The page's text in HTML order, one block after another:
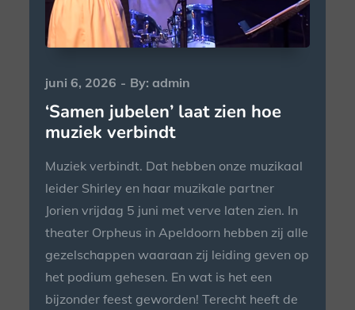
Posted
on
juni 6, 2026 By:admin
‘Samen jubelen’ laat zien hoe
muziek verbindt
Muziek verbindt. Dat hebben onze muzikaal
leider Shirley en haar muzikale partner
Jorien vrijdag 5 juni met verve laten zien. In
theater Orpheus in Apeldoorn hebben zij alle
gezelschappen waaraan zij leiding geven op
het podium gehesen. En wat is het een
bijzonder feest geworden! Terecht heeft de